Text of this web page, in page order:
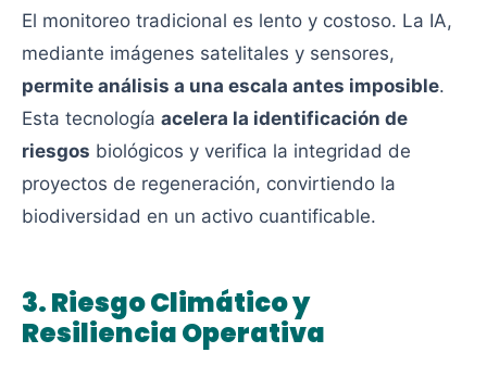
El monitoreo tradicional es lento y costoso. La IA,
mediante imágenes satelitales y sensores,
permite análisis a una escala antes imposible.
Esta tecnología acelera la identificación de
riesgos biológicos y verifica la integridad de
proyectos de regeneración, convirtiendo la
biodiversidad en un activo cuantificable.
3. Riesgo Climático y
Resiliencia Operativa